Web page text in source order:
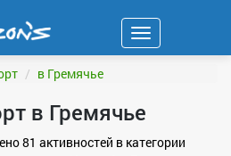
Навигация
в Гремячье
в Гремячье
81 активностей в категории